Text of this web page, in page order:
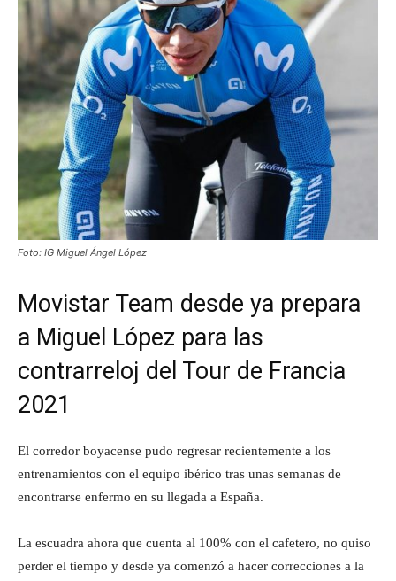
Foto: IG Miguel Ángel López
Movistar Team desde ya prepara
a Miguel López para las
contrarreloj del Tour de Francia
2021
El corredor boyacense pudo regresar recientemente a los
entrenamientos con el equipo ibérico tras unas semanas de
encontrarse enfermo en su llegada a España.
La escuadra ahora que cuenta al 100% con el cafetero, no quiso
perder el tiempo y desde ya comenzó a hacer correcciones a la